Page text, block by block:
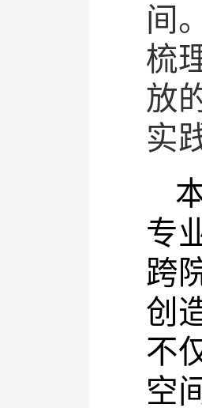
间
梳
放
实
专
跨
创
不
空